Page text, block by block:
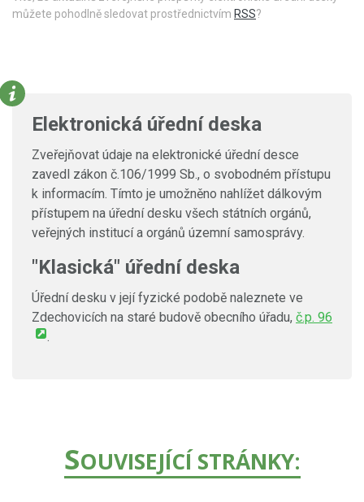
můžete pohodlně sledovat prostřednictvím RSS?
Elektronická úřední deska
Zveřejňovat údaje na elektronické úřední desce
zavedl zákon č.106/1999 Sb., o svobodném přístupu
k informacím. Tímto je umožněno nahlížet dálkovým
přístupem na úřední desku všech státních orgánů,
veřejných institucí a orgánů územní samosprávy.
"Klasická" úřední deska
Úřední desku v její fyzické podobě naleznete ve
Zdechovicích na staré budově obecního úřadu, č.p. 96
.
SOUVISEJÍCÍ STRÁNKY: